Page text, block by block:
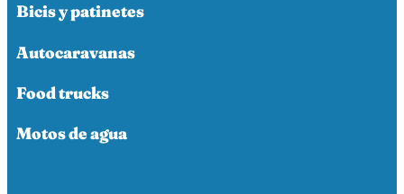
Bicis y patinetes
Autocaravanas
Food trucks
Motos de agua